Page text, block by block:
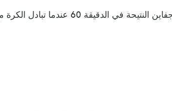
وضاعف برجفاين النتيحة في